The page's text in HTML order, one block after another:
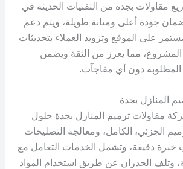
مقاولات بجدة من التقنيات الحديثة في
جودة أعلى ومتانة طويلة، ويتم دعم
على الموقع وتزويد العملاء بتحديثات
مما يعزز من الثقة ويضمن
المطلوبة دون أي مفاجآت.
المنازل بجدة
مقاولات ترميم المنازل بجدة حلول
الجزئي، الكامل، ومعالجة التصليحات
خبرة دقيقة، وتشمل الخدمات التعامل مع
وتلف الجدران عن طريق استخدام المواد